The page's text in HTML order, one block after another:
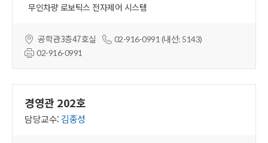
무인차량 로보틱스 전자제어 시스템
공학관3층47호실
02-916-0991 (내선: 5143)
02-916-0991
경영관 202호
담당교수: 김종성